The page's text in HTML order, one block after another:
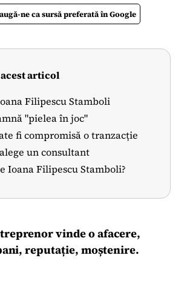
ne ca sursă preferată în Google
articol
Filipescu Stamboli
"pielea în joc"
fi compromisă o tranzacție
un consultant
Ioana Filipescu Stamboli?
vinde o afacere,
reputație, moștenire.